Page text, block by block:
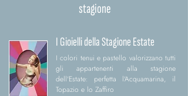
stagione
I Gioielli della Stagione Estate
I colori tenui e pastello valorizzano tutti
gli appartenenti alla stagione
dell'Estate: perfetta l'Acquamarina, il
Topazio e lo Zaffiro